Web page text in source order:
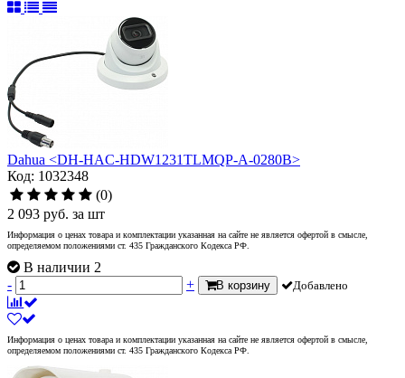
Dahua <DH-HAC-HDW1231TLMQP-A-0280B>
Код: 1032348
(0)
2 093 руб. за шт
Информация о ценах товара и комплектации указанная на сайте не является офертой в смысле,
определяемом положениями ст. 435 Гражданского Кодекса РФ.
В наличии 2
-
+ В корзину Добавлено
Информация о ценах товара и комплектации указанная на сайте не является офертой в смысле,
определяемом положениями ст. 435 Гражданского Кодекса РФ.